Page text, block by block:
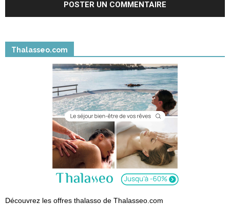
Thalasseo.com
Découvrez les offres thalasso de Thalasseo.com